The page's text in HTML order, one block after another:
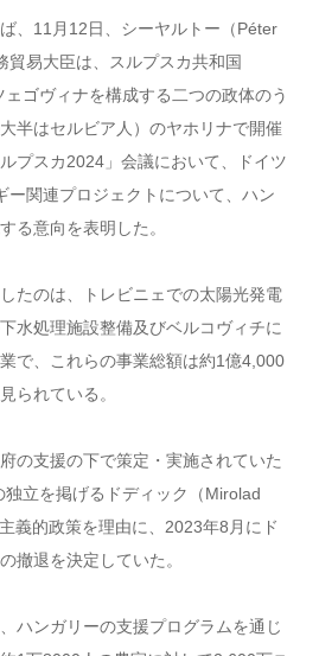
、11月12日、シーヤルトー（Péter
貿易大臣は、スルプスカ共和国
ェゴヴィナを構成する二つの政体のう
半はセルビア人）のヤホリナで開催
プスカ2024」会議において、ドイツ
ー関連プロジェクトについて、ハン
る意向を表明した。
たのは、トレビニェでの太陽光発電
水処理施設整備及びベルコヴィチに
で、これらの事業総額は約1億4,000
られている。
の支援の下で策定・実施されていた
立を掲げるドディック（Mirolad
義的政策を理由に、2023年8月にド
撤退を決定していた。
ハンガリーの支援プログラムを通じ